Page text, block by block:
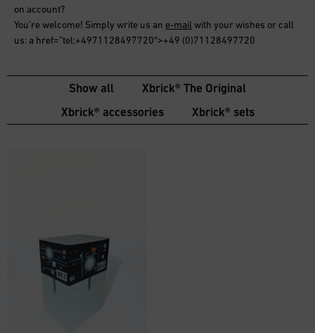
on account?
You’re welcome! Simply write us an e-mail with your wishes or call
us: a href=”tel:+4971128497720″>+49 (0)71128497720
Show all
Xbrick® The Original
Xbrick® accessories
Xbrick® sets